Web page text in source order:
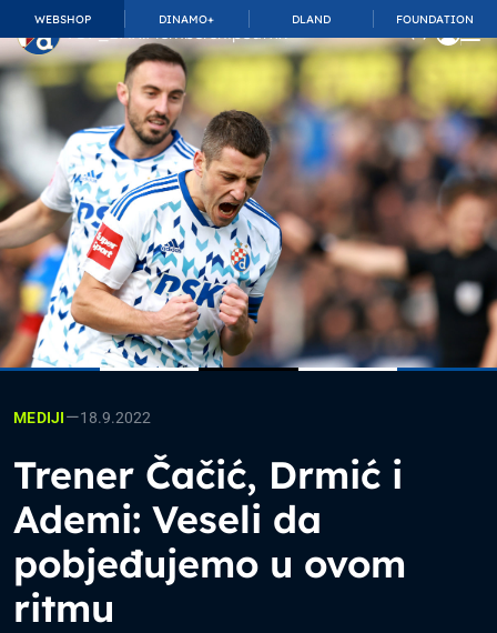
WEBSHOP DINAMO+ DLAND FOUNDATION
TOP_BAR.MembershipSuffix
MEDIJI—18.9.2022
Trener Čačić, Drmić i
Ademi: Veseli da
pobjeđujemo u ovom
ritmu